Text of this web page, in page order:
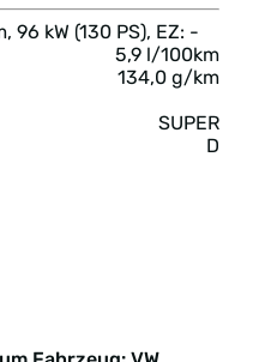
96 kW (130 PS), EZ: -
5,9 l/100km
134,0 g/km
SUPER
D